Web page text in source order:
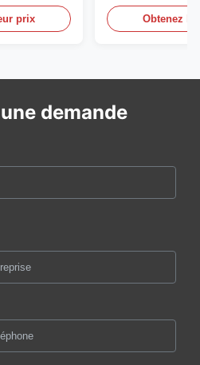
prix Obtenez
demande